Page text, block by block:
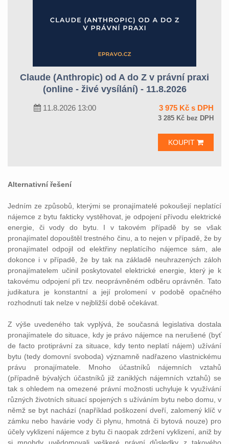
Claude (Anthropic) od A do Z v právní praxi
(online - živé vysílání) - 11.8.2026
11.8.2026 13:00 3 975 Kč s DPH
3 285 Kč bez DPH
KOUPIT
Alternativní řešení
Jedním ze způsobů, kterými se pronajímatelé pokoušejí neplatící
nájemce z bytu fakticky vystěhovat, je odpojení přívodu elektrické
energie, či vody do bytu. I v takovém případě by se však
pronajímatel dopouštěl trestného činu, a to nejen v případě, že by
pronajímatel odpojil od elektřiny neplatícího nájemce sám, ale
dokonce i v případě, že by tak na základě neuhrazených záloh
pronajímatelem učinil poskytovatel elektrické energie, který je k
takovému odpojení při tzv. neoprávněném odběru oprávněn. Tato
judikatura je konstantní a její prolomení v podobě opačného
rozhodnutí tak nelze v nejbližší době očekávat.
Z výše uvedeného tak vyplývá, že současná legislativa dostala
pronajímatele do situace, kdy je právo nájemce na nerušené (byť
de facto protiprávní za situace, kdy tento neplatí nájem) užívání
bytu (tedy domovní svoboda) významně nadřazeno vlastnickému
právu pronajímatele. Mnoho účastníků nájemních vztahů
(případně bývalých účastníků již zaniklých nájemních vztahů) se
tak s ohledem na omezené právní možnosti uchyluje k využívání
různých životních situací spojených s užíváním bytu nebo domu, v
němž se byt nachází (například poškození dveří, zalomený klíč v
zámku nebo havárie vody či plynu, hmotná či bytová nouze) pro
účely vyklizení nájemce z bytu či naopak zdržení vyklizení, aniž by